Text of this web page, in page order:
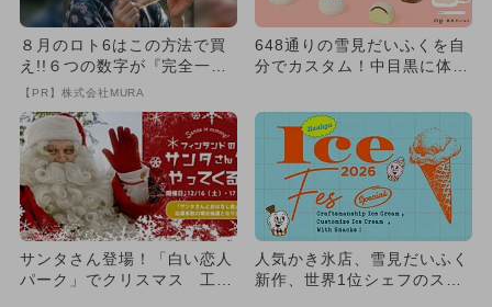
８月のロト6はこの方法で買
え!!６つの数字が『完全一
致』する方法
【PR】株式会社MURA
648通りの雪見だいふくを自
分でカスタム！中目黒に体験
サンタさん登場！「白い恋人
パーク」でクリスマス 工場
人気かき氷店、雪見だいふく
新作、世界1位シェフのスイ